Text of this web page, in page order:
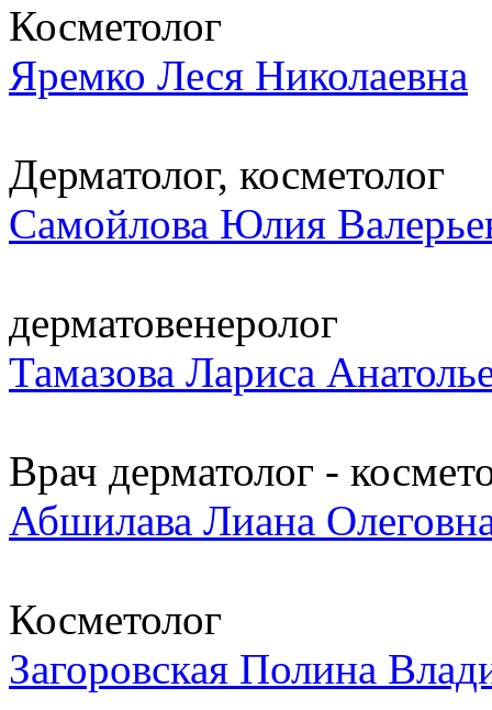
Косметолог
Яремко Леся Николаевна
Дерматолог, косметолог
Самойлова Юлия
дерматовенеролог
Тамазова Лариса
Врач дерматолог -
Абшилава Лиана
Косметолог
Загоровская Полина